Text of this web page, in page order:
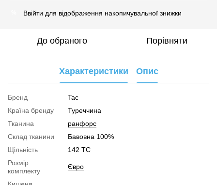
Ввійти для відображення накопичувальної знижки
До обраного Порівняти
Характеристики Опис
Бренд
Tac
Країна бренду
Туреччина
Тканина
ранфорс
Склад тканини
Бавовна 100%
Щільність
142 TC
Розмір
комплекту
Євро